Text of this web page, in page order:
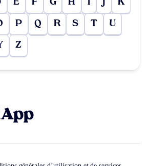
E F G H I J K
P Q R S T U
Z